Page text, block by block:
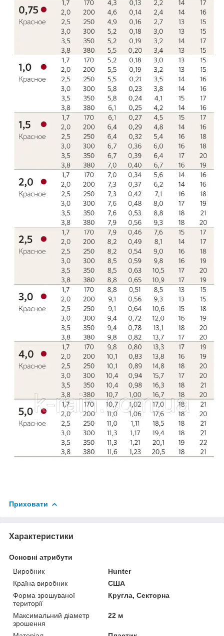
Приховати
Характеристики
Основні атрибути
Виробник
Hunter
Країна виробник
США
Форма зрошуваної
території
Кругла, Секторна
Максимальний діаметр
зрошення
22 м